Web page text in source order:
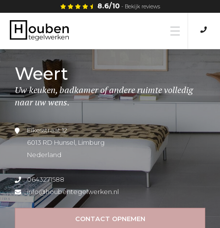
8.6/10 - Bekijk reviews
Tegels
Tegellijm
Vloeren
Inspiraties
Weert
Uw keuken, badkamer of andere ruimte volledig
naar uw wens.
Eikesstraat 12
6013 RD Hunsel, Limburg
Nederland
0643271588
info@houbentegelwerken.nl
CONTACT OPNEMEN